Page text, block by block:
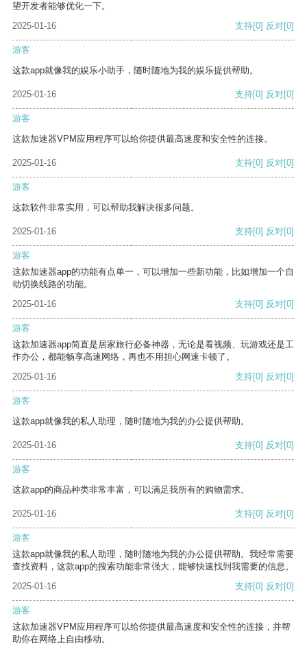
望开发者能够优化一下。
2025-01-16
支持[0] 反对[0]
游客
这款app就像我的娱乐小助手，随时随地为我的娱乐提供帮助。
2025-01-16 支持[0] 反对[0]
游客
这款加速器VPM应用程序可以给你提供最高速度和安全性的连接。
2025-01-16 支持[0] 反对[0]
游客
这款软件非常实用，可以帮助我解决很多问题。
2025-01-16 支持[0] 反对[0]
游客
这款加速器app的功能有点单一，可以增加一些新功能，比如增加一个自
动切换线路的功能。
2025-01-16
支持[0] 反对[0]
游客
这款加速器app简直是居家旅行必备神器，无论是看视频、玩游戏还是工
作办公，都能畅享高速网络，再也不用担心网速卡顿了。
2025-01-16
支持[0] 反对[0]
游客
这款app就像我的私人助理，随时随地为我的办公提供帮助。
2025-01-16 支持[0] 反对[0]
游客
这款app的商品种类非常丰富，可以满足我所有的购物需求。
2025-01-16 支持[0] 反对[0]
游客
这款app就像我的私人助理，随时随地为我的办公提供帮助。我经常需要
查找资料，这款app的搜索功能非常强大，能够快速找到我需要的信息。
2025-01-16
支持[0] 反对[0]
游客
这款加速器VPM应用程序可以给你提供最高速度和安全性的连接，并帮
助你在网络上自由移动。